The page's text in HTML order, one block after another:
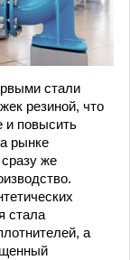
стали
резиной, что
и повысить
рынке
же
стала
а